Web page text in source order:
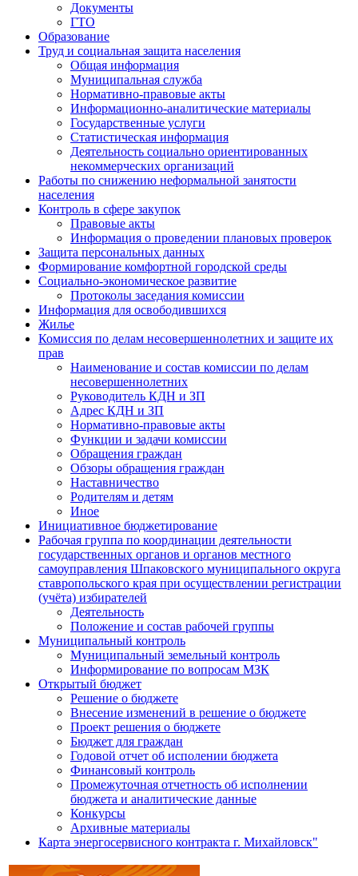
Документы
ГТО
Образование
Труд и социальная защита населения
Общая информация
Муниципальная служба
Нормативно-правовые акты
Информационно-аналитические материалы
Государственные услуги
Статистическая информация
Деятельность социально ориентированных
некоммерческих организаций
Работы по снижению неформальной занятости
населения
Контроль в сфере закупок
Правовые акты
Информация о проведении плановых проверок
Защита персональных данных
Формирование комфортной городской среды
Социально-экономическое развитие
Протоколы заседания комиссии
Информация для освободившихся
Жилье
Комиссия по делам несовершеннолетних и защите их
прав
Наименование и состав комиссии по делам
несовершеннолетних
Руководитель КДН и ЗП
Адрес КДН и ЗП
Нормативно-правовые акты
Функции и задачи комиссии
Обращения граждан
Обзоры обращения граждан
Наставничество
Родителям и детям
Иное
Инициативное бюджетирование
Рабочая группа по координации деятельности
государственных органов и органов местного
самоуправления Шпаковского муниципального округа
ставропольского края при осуществлении регистрации
(учёта) избирателей
Деятельность
Положение и состав рабочей группы
Муниципальный контроль
Муниципальный земельный контроль
Информирование по вопросам МЗК
Открытый бюджет
Решение о бюджете
Внесение изменений в решение о бюджете
Проект решения о бюджете
Бюджет для граждан
Годовой отчет об исполении бюджета
Финансовый контроль
Промежуточная отчетность об исполнении
бюджета и аналитические данные
Конкурсы
Архивные материалы
Карта энергосервисного контракта г. Михайловск"